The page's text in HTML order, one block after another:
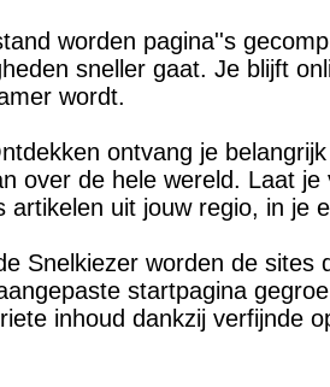
worden pagina''s
sneller gaat. Je blijft
wordt.
ontvang je
over de hele wereld. Laat je
artikelen uit jouw regio, in je
Snelkiezer worden de sites
startpagina
inhoud dankzij verfijnde